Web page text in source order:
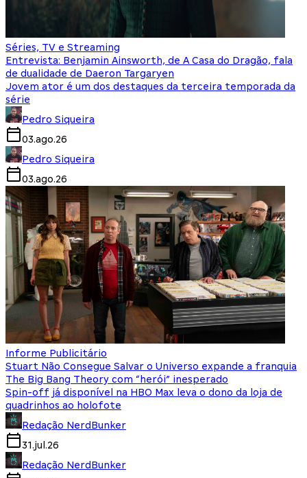
Séries, TV e Streaming
Entrevista: Benjamin Ainsworth, de A Casa do Dragão, fala
de dualidade de Daeron Targaryen
Jovem ator é um dos destaques da terceira temporada da
série
Pedro Siqueira
03.ago.26
Pedro Siqueira
03.ago.26
Informe Publicitário
Stuart Não Consegue Salvar o Universo expande a franquia
The Big Bang Theory com “herói” inesperado
Spin-off já disponível na HBO Max leva o dono da loja de
quadrinhos ao holofote
Redação NerdBunker
31.jul.26
Redação NerdBunker